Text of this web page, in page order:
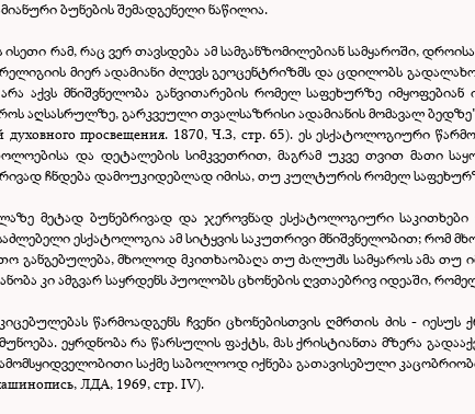
ბუნების შემადგენელი ნაწილია.
ისეთი რამ, რაც ვერ თავსდება ამ სამგანზომილებიან სამყაროში,
მიერ ადამიანი ძლევს გეოცენტრიზმს და ცდილობს
აქვს მნიშვნელობა განვითარების რომელ საფეხურზე
აღსასრულზე, გარკვეული თვალსაზრისი ადამიანის მომავალ ბედზე"
духовного просвещения. 1870, Ч.З, стр. 65). ეს ესქატოლოგიური
და დეტალების სიმკვეთრით, მაგრამ უკვე თვით მათი
ჩნდება დამოუკიდებლად იმისა, თუ კულტურის რომელ
მეტად ბუნებრივად და ჯეროვნად ესქატოლოგიური
ესქატოლოგია ამ სიტყვის საკუთრივი მნიშვნელობით; რომ
განგებულება, მხოლოდ მკითხაობაღა თუ ძალუძს სამყაროს ამა თუ
კი ამგვარ საყრდენს პუოლობს ცხონების ღვთაებრივ იდეაში,
წარმოადგენს ჩვენი ცხონებისთვის ღმრთის ძის -
ეყრდნობა რა წარსულის ფაქტს, მას ქრისტიანთა მზერა
საქმე საბოლოოდ იქნება გათავისებული
ЛДА, 1969, стр. IV).